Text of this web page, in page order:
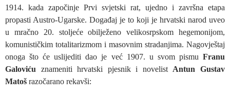
1914. kada započinje Prvi svjetski rat, ujedno i završna etapa
propasti Austro-Ugarske. Događaj je to koji je hrvatski narod uveo
u mračno 20. stoljeće obilježeno velikosrpskom hegemonijom,
komunističkim totalitarizmom i masovnim stradanjima. Nagovještaj
onoga što će uslijediti dao je već 1907. u svom pismu Franu
Galoviću znameniti hrvatski pjesnik i novelist Antun Gustav
Matoš razočarano rekavši: